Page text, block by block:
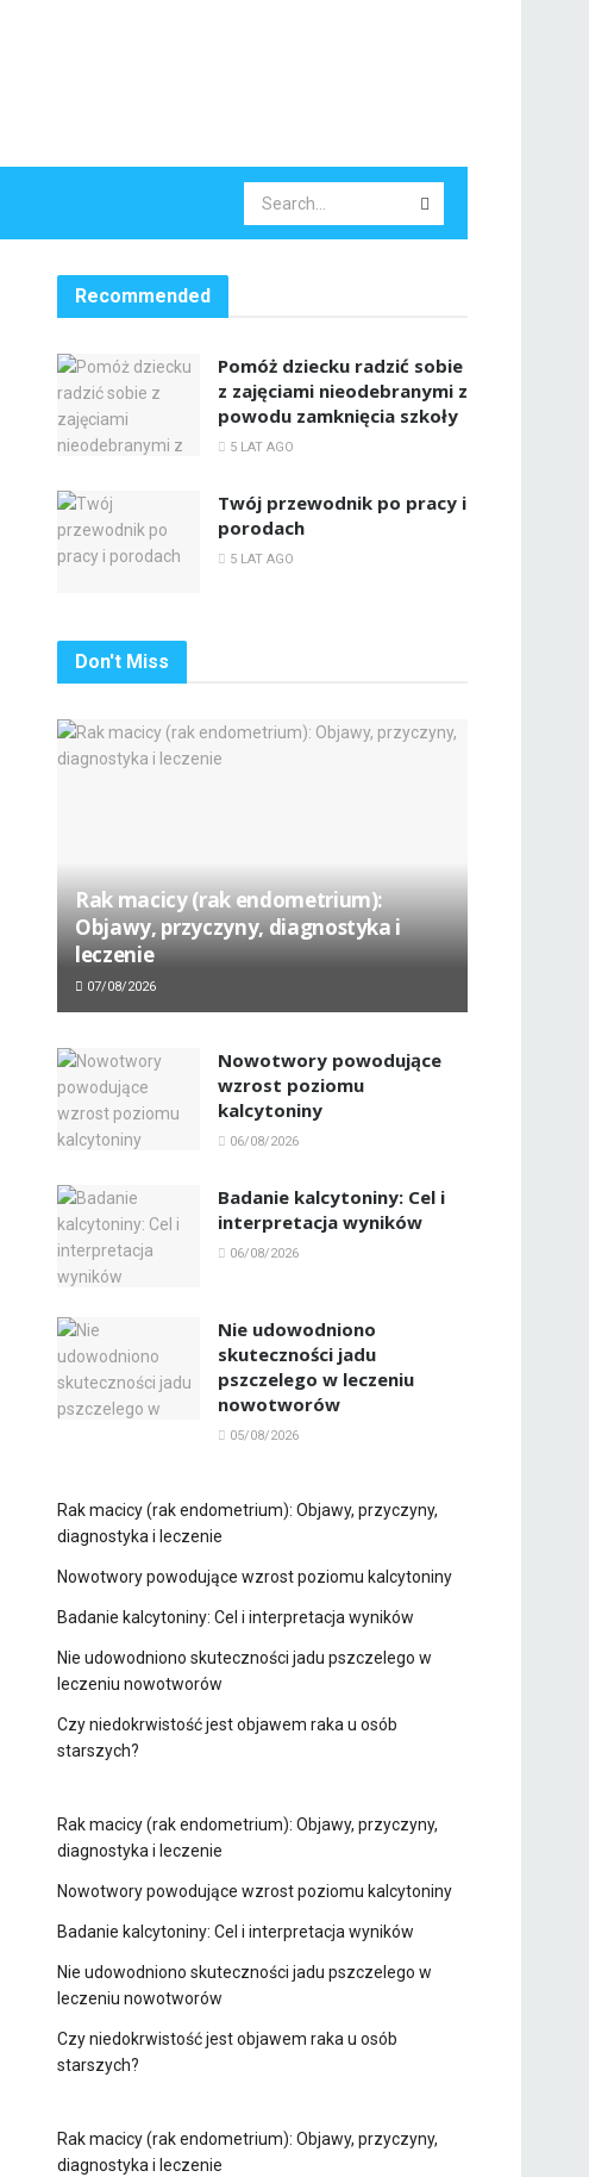
Recommended
Pomóż dziecku radzić sobie
z zajęciami nieodebranymi z
powodu zamknięcia szkoły
5 LAT AGO
Twój przewodnik po pracy i
porodach
5 LAT AGO
Don't Miss
Rak macicy (rak endometrium):
Objawy, przyczyny, diagnostyka i
leczenie
07/08/2026
Nowotwory powodujące
wzrost poziomu
kalcytoniny
06/08/2026
Badanie kalcytoniny: Cel i
interpretacja wyników
06/08/2026
Nie udowodniono
skuteczności jadu
pszczelego w leczeniu
nowotworów
05/08/2026
Rak macicy (rak endometrium): Objawy, przyczyny,
diagnostyka i leczenie
Nowotwory powodujące wzrost poziomu kalcytoniny
Badanie kalcytoniny: Cel i interpretacja wyników
Nie udowodniono skuteczności jadu pszczelego w
leczeniu nowotworów
Czy niedokrwistość jest objawem raka u osób
starszych?
Rak macicy (rak endometrium): Objawy, przyczyny,
diagnostyka i leczenie
Nowotwory powodujące wzrost poziomu kalcytoniny
Badanie kalcytoniny: Cel i interpretacja wyników
Nie udowodniono skuteczności jadu pszczelego w
leczeniu nowotworów
Czy niedokrwistość jest objawem raka u osób
starszych?
Rak macicy (rak endometrium): Objawy, przyczyny,
diagnostyka i leczenie